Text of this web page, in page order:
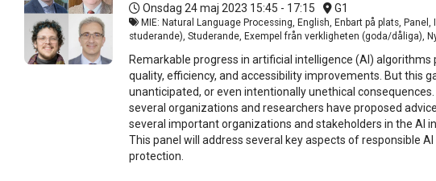
Onsdag 24 maj 2023 15:45 - 17:15 G1
MIE: Natural Language Processing, English, Enbart på plats,
studerande), Studerande, Exempel från verkligheten (goda/dåliga),
Remarkable progress in artificial intelligence (AI)
quality, efficiency, and accessibility improvements. But this
unanticipated, or even intentionally unethical
several organizations and researchers have proposed
several important organizations and stakeholders in the AI
This panel will address several key aspects of responsible
protection.